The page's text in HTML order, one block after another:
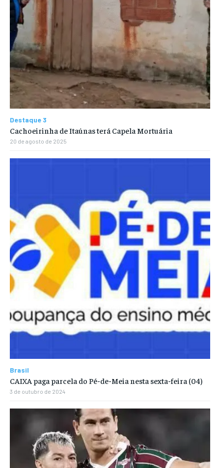
Destaque 3
Cachoeirinha de Itaúnas terá Capela Mortuária
20 de agosto de 2025
Brasil
CAIXA paga parcela do Pé-de-Meia nesta sexta-feira (04)
3 de outubro de 2024